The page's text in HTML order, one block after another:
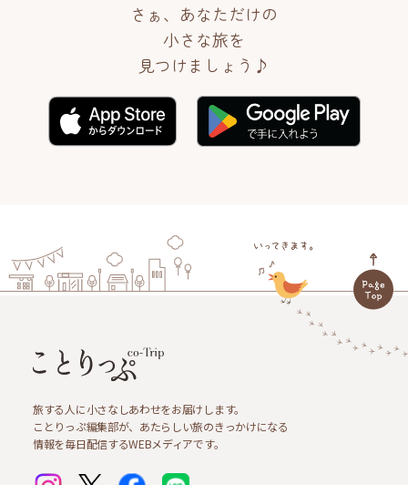
さぁ、あなただけの
小さな旅を
見つけましょう♪
旅する人に小さなしあわせをお届けします。
ことりっぷ編集部が、あたらしい旅のきっかけになる
情報を毎日配信するWEBメディアです。